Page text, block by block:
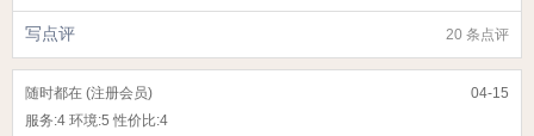
20 条点评
写点评
04-15
随时都在 (注册会员)
服务:4 环境:5 性价比:4